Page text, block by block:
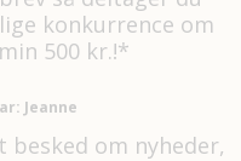
konkurrence om
500 kr.!*
Jeanne
om nyheder,